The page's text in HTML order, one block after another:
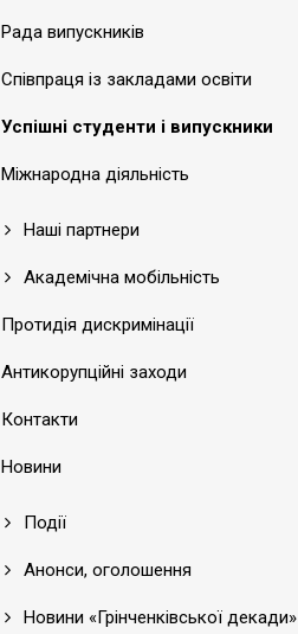
Рада випускників
Співпраця із закладами освіти
Успішні студенти і випускники
Міжнародна діяльність
Наші партнери
Академічна мобільність
Протидія дискримінації
Антикорупційні заходи
Контакти
Новини
Події
Анонси, оголошення
Новини «Грінченківської декади»